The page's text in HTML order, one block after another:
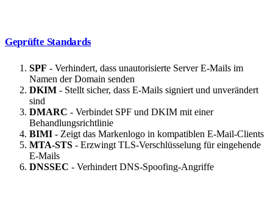
Geprüfte Standards
SPF - Verhindert, dass unautorisierte Server E-Mails im
Namen der Domain senden
DKIM - Stellt sicher, dass E-Mails signiert und unverändert
sind
DMARC - Verbindet SPF und DKIM mit einer
Behandlungsrichtlinie
BIMI - Zeigt das Markenlogo in kompatiblen E-Mail-Clients
MTA-STS - Erzwingt TLS-Verschlüsselung für eingehende
E-Mails
DNSSEC - Verhindert DNS-Spoofing-Angriffe